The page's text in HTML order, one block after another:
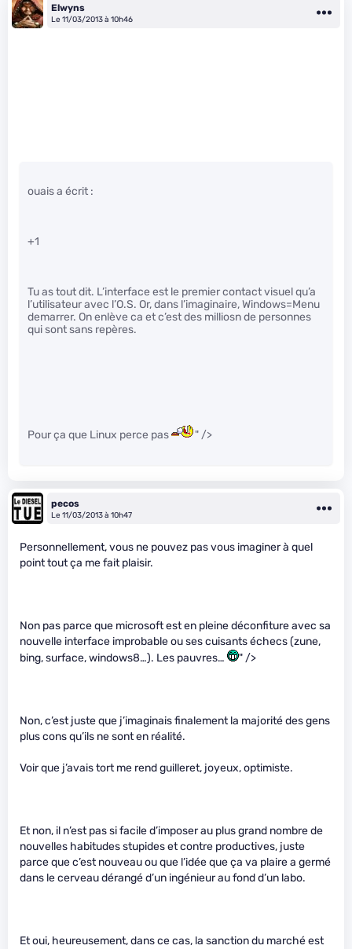
Elwyns
Le 11/03/2013 à 10h46
ouais a écrit :
+1
Tu as tout dit. L’interface est le premier contact visuel qu’a
l’utilisateur avec l’O.S. Or, dans l’imaginaire, Windows=Menu
demarrer. On enlève ca et c’est des milliosn de personnes
qui sont sans repères.
Pour ça que Linux perce pas " />
pecos
Le 11/03/2013 à 10h47
Personnellement, vous ne pouvez pas vous imaginer à quel
point tout ça me fait plaisir.
Non pas parce que microsoft est en pleine déconfiture avec sa
nouvelle interface improbable ou ses cuisants échecs (zune,
bing, surface, windows8…). Les pauvres…
" />
Non, c’est juste que j’imaginais finalement la majorité des gens
plus cons qu’ils ne sont en réalité.
Voir que j’avais tort me rend guilleret, joyeux, optimiste.
Et non, il n’est pas si facile d’imposer au plus grand nombre de
nouvelles habitudes stupides et contre productives, juste
parce que c’est nouveau ou que l’idée que ça va plaire a germé
dans le cerveau dérangé d’un ingénieur au fond d’un labo.
Et oui, heureusement, dans ce cas, la sanction du marché est